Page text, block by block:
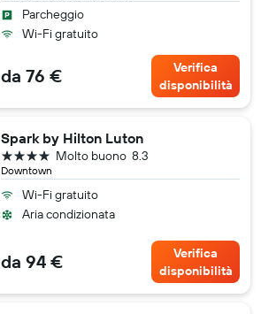
Parcheggio
Wi-Fi gratuito
da 76 €
Verifica
disponibilità
Spark by Hilton Luton
Downtown
8.3
Molto buono
4 stelle
Wi-Fi gratuito
Aria condizionata
da 94 €
Verifica
disponibilità